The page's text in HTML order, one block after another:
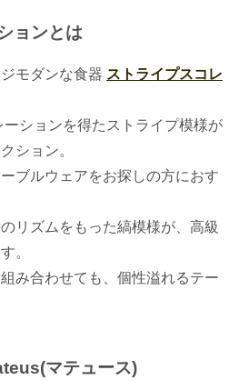
ョンとは
モダンな食器 ストライプスコレ
ションを得たストライプ模様が
ション。
ブルウェアをお探しの方におす
リズムをもった縞模様が、高級
。
み合わせても、個性溢れるテー
マテュース)